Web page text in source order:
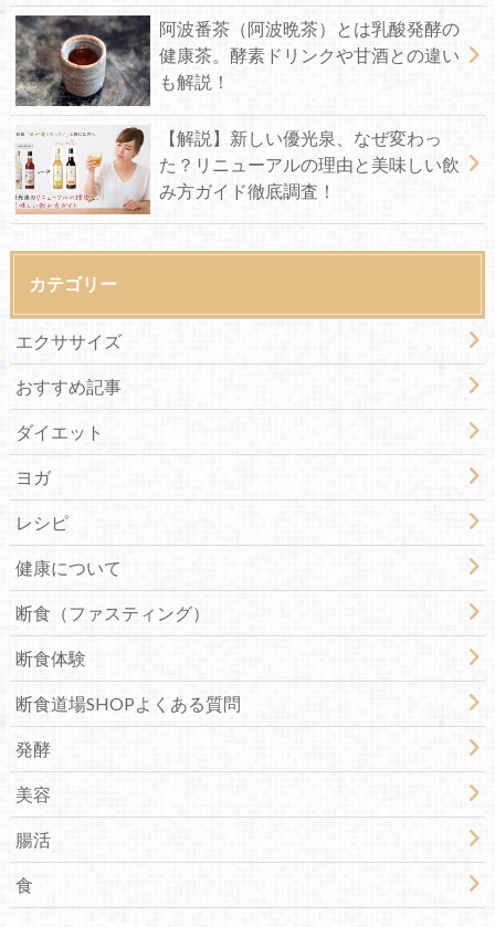
阿波番茶（阿波晩茶）とは乳酸発酵の
健康茶。酵素ドリンクや甘酒との違い
も解説！
【解説】新しい優光泉、なぜ変わっ
た？リニューアルの理由と美味しい飲
み方ガイド徹底調査！
カテゴリー
エクササイズ
おすすめ記事
ダイエット
ヨガ
レシピ
健康について
断食（ファスティング）
断食体験
断食道場SHOPよくある質問
発酵
美容
腸活
食